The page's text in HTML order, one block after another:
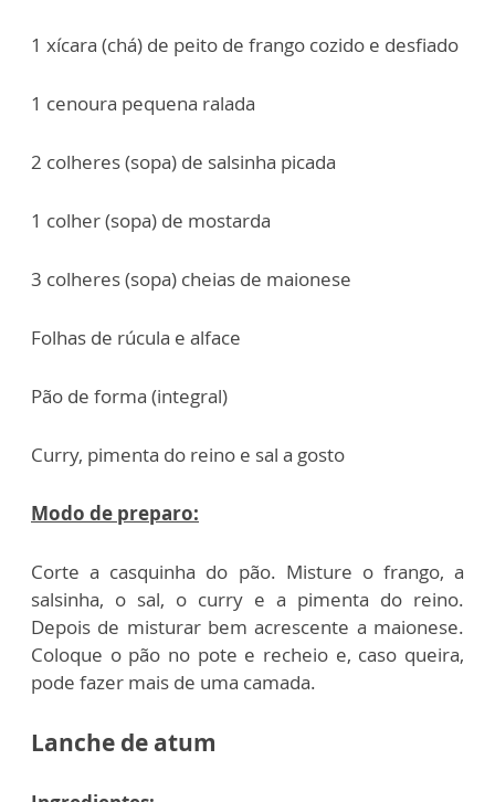
1 xícara (chá) de peito de frango cozido e desfiado
1 cenoura pequena ralada
2 colheres (sopa) de salsinha picada
1 colher (sopa) de mostarda
3 colheres (sopa) cheias de maionese
Folhas de rúcula e alface
Pão de forma (integral)
Curry, pimenta do reino e sal a gosto
Modo de preparo:
Corte a casquinha do pão. Misture o frango, a
salsinha, o sal, o curry e a pimenta do reino.
Depois de misturar bem acrescente a maionese.
Coloque o pão no pote e recheio e, caso queira,
pode fazer mais de uma camada.
Lanche de atum